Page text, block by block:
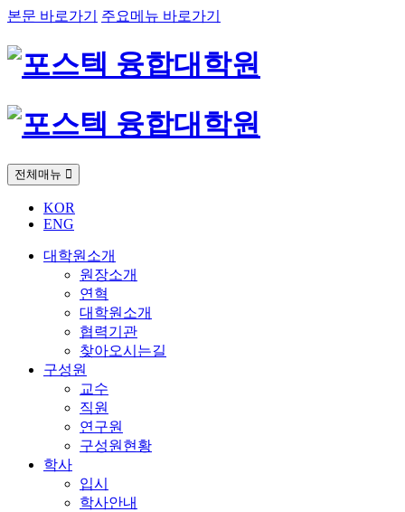
본문 바로가기 주요메뉴 바로가기
전체매뉴
KOR
ENG
대학원소개
원장소개
연혁
대학원소개
협력기관
찾아오시는길
구성원
교수
직원
연구원
구성원현황
학사
입시
학사안내